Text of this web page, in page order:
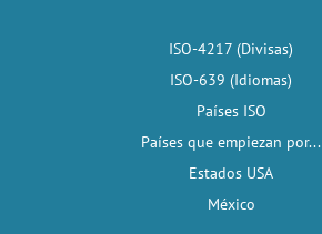
ISO-4217 (Divisas)
ISO-639 (Idiomas)
Países ISO
Países que empiezan por...
Estados USA
México